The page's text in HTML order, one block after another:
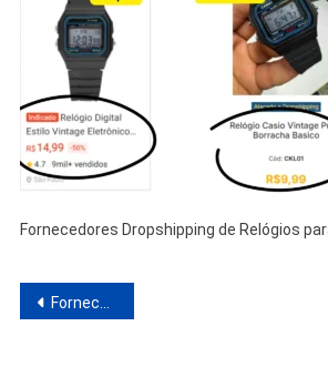
Fornecedores Dropshipping de Relógios
Navegação
Fornecedores Dropshipping de Relógios para Revender